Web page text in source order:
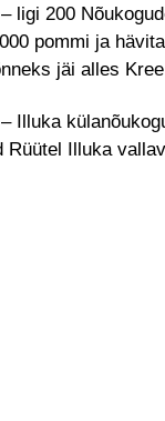
ligi 200
pommi ja
jäi alles
Illuka
Rüütel Illuka